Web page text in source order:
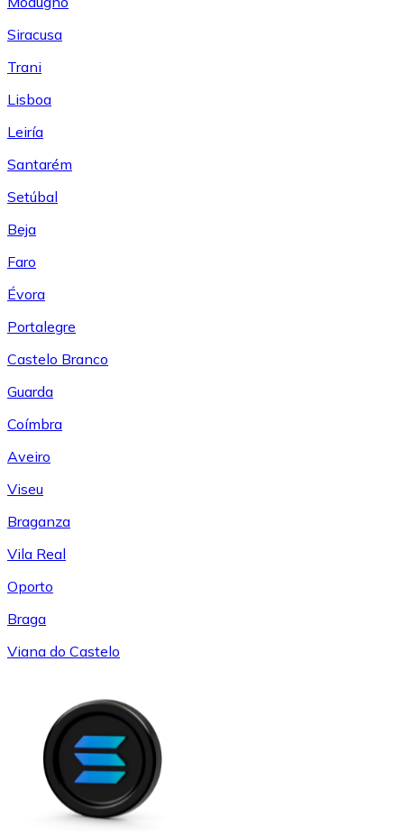
Siracusa
Trani
Lisboa
Leiría
Santarém
Setúbal
Beja
Faro
Évora
Portalegre
Castelo Branco
Guarda
Coímbra
Aveiro
Viseu
Braganza
Vila Real
Oporto
Braga
Viana do Castelo